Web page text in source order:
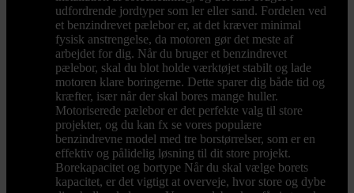
udfordrende jordtyper som ler eller sand. Fordelen ved
et benzindrevet pælebor er, at det kræver minimal
fysisk anstrengelse, da motoren gør det meste af
arbejdet for dig. Når du bruger et benzindrevet
pælebor, skal du blot holde værktøjet stabilt og lade
motoren klare boringerne. Dette sparer dig både tid og
kræfter, især når der skal bores mange huller.
Motoriserede pælebor er det perfekte valg til store
projekter, og du kan fx se vores populære
benzindrevne model med tre borstørrelser, som er en
effektiv og pålidelig løsning til dit store projekt.
Borekapacitet og bortype Når du skal vælge borets
kapacitet, er det vigtigt at overveje, hvor store og dybe